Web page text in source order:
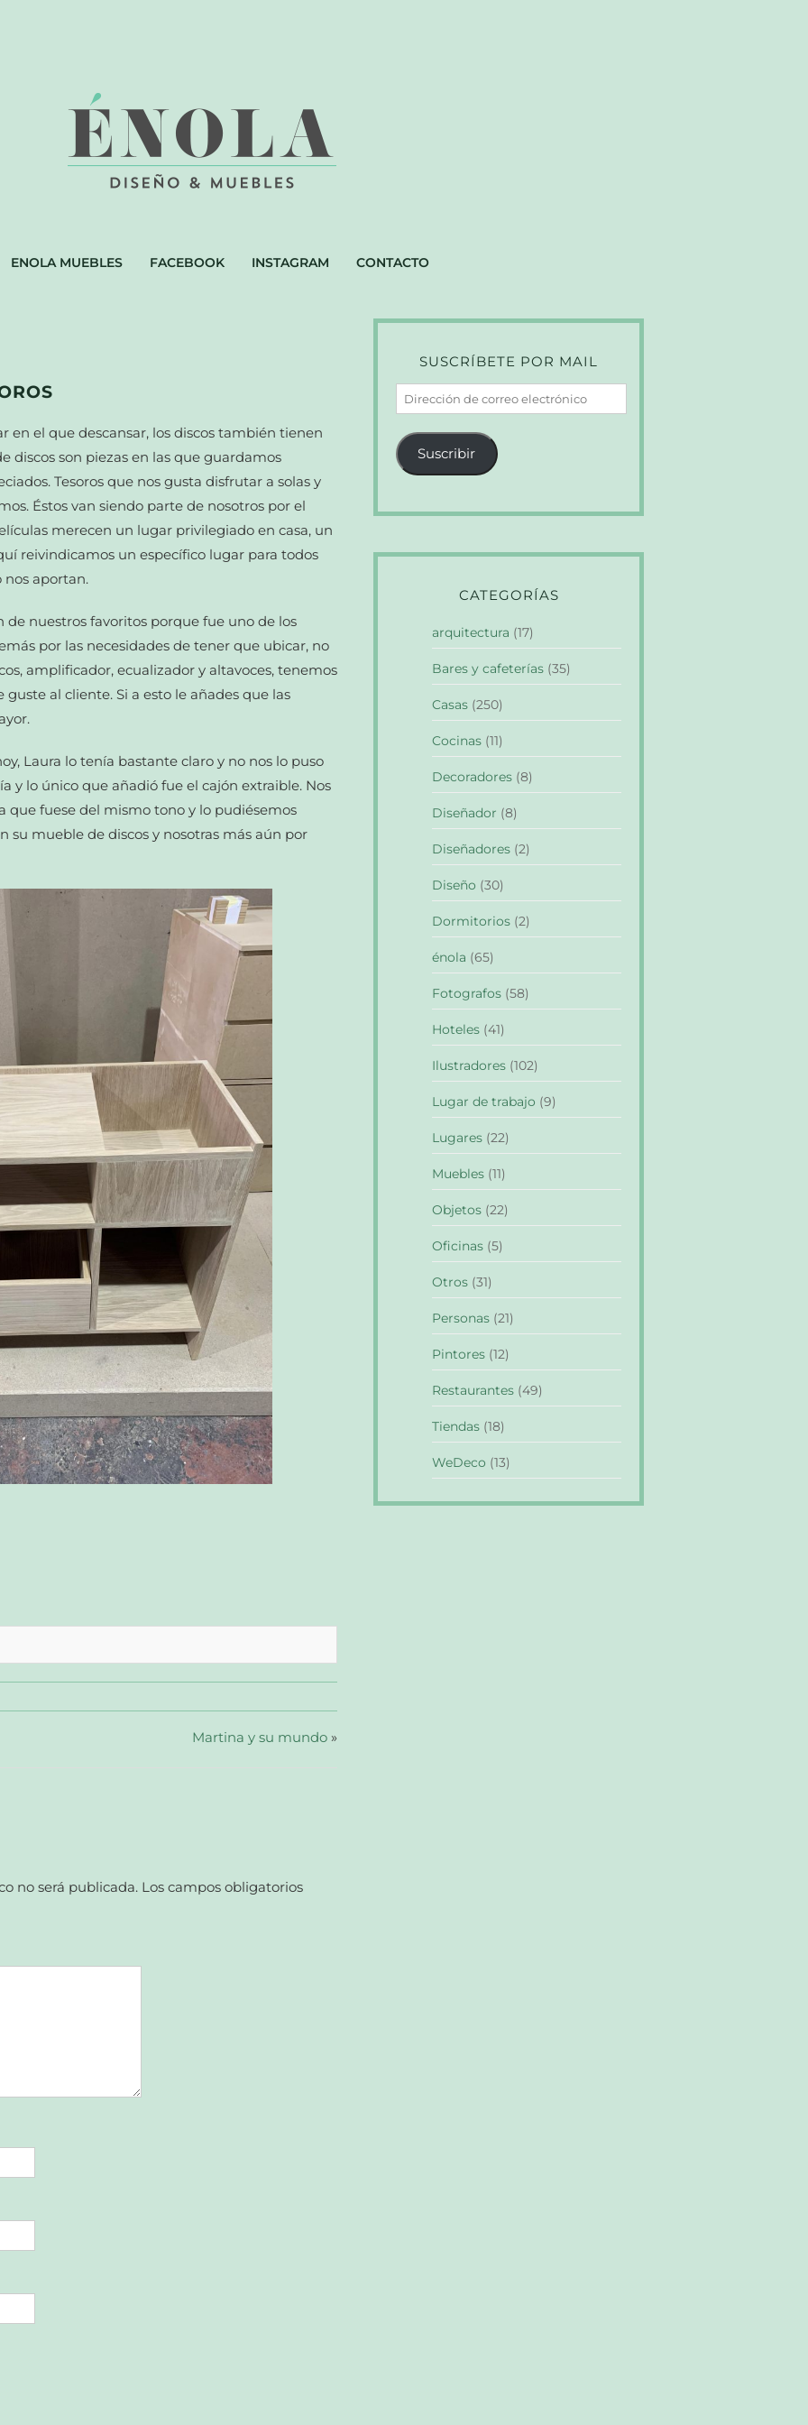
ENOLA MUEBLES FACEBOOK INSTAGRAM CONTACTO
en el que descansar, los discos también tienen
discos son piezas en las que guardamos
Tesoros que nos gusta disfrutar a solas y
Éstos van siendo parte de nosotros por el
merecen un lugar privilegiado en casa, un
reivindicamos un específico lugar para todos
nos aportan.
de nuestros favoritos porque fue uno de los
por las necesidades de tener que ubicar, no
amplificador, ecualizador y altavoces, tenemos
al cliente. Si a esto le añades que las
Laura lo tenía bastante claro y no nos lo puso
y lo único que añadió fue el cajón extraible. Nos
que fuese del mismo tono y lo pudiésemos
su mueble de discos y nosotras más aún por
Martina y su mundo »
no será publicada. Los campos obligatorios
SUSCRÍBETE POR MAIL
Dirección
de
correo
electrónico
Suscribir
CATEGORÍAS
arquitectura (17)
Bares y cafeterías (35)
Casas (250)
Cocinas (11)
Decoradores (8)
Diseñador (8)
Diseñadores (2)
Diseño (30)
Dormitorios (2)
énola (65)
Fotografos (58)
Hoteles (41)
Ilustradores (102)
Lugar de trabajo (9)
Lugares (22)
Muebles (11)
Objetos (22)
Oficinas (5)
Otros (31)
Personas (21)
Pintores (12)
Restaurantes (49)
Tiendas (18)
WeDeco (13)